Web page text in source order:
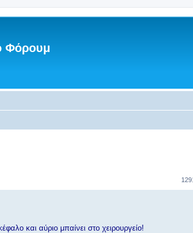
Φόρουμ
και αύριο μπαίνει στο χειρουργείο!